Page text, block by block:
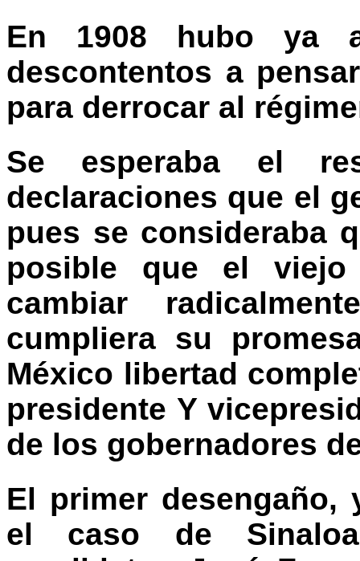
En 1908 hubo ya
descontentos a
para derrocar al
Se esperaba el
declaraciones que el
pues se consideraba
posible que el viejo
cambiar
cumpliera su
México libertad
presidente Y
de los gobernadores
El primer desengaño,
el caso de